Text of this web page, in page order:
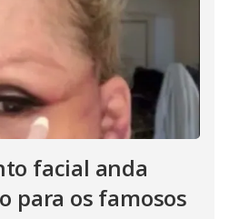
facial anda
para os famosos